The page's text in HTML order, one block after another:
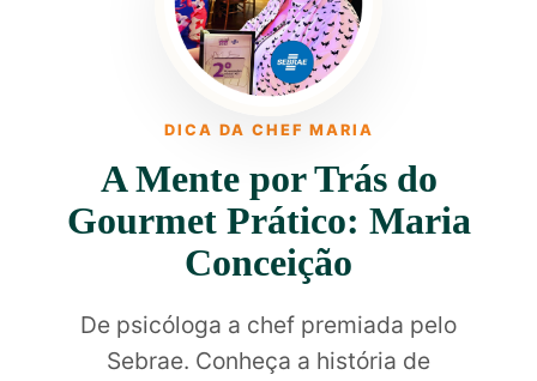
DICA DA CHEF MARIA
A Mente por Trás do
Gourmet Prático: Maria
Conceição
De psicóloga a chef premiada pelo
Sebrae. Conheça a história de